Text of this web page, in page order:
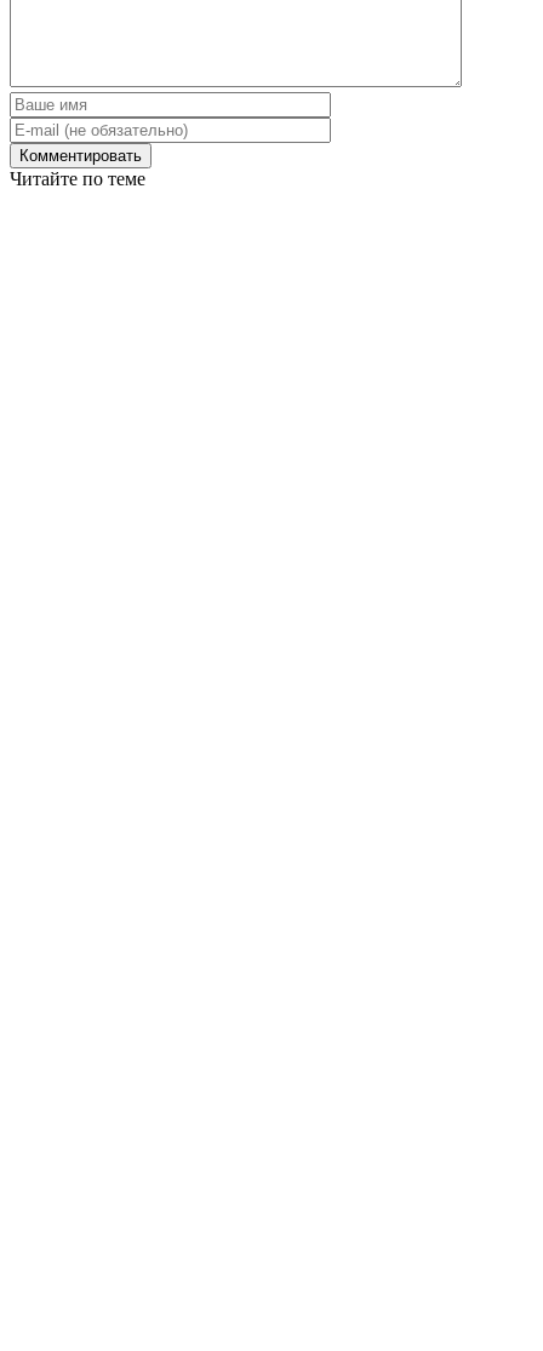
Читайте по теме